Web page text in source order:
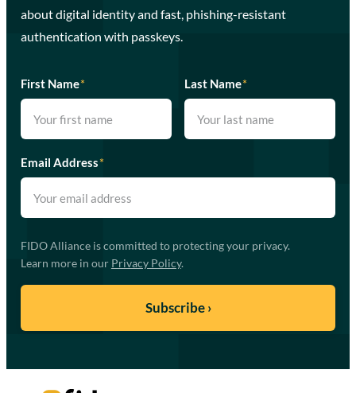
about digital identity and fast, phishing-resistant
authentication with passkeys.
First Name* Last Name*
Email Address*
FIDO Alliance is committed to protecting your privacy.
Learn more in our Privacy Policy.